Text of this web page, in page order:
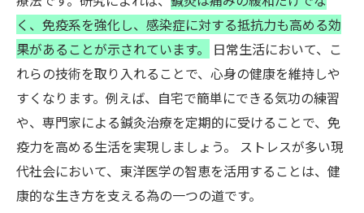
く、免疫系を強化し、感染症に対する抵抗力も高める効
果があることが示されています。
日常生活において、こ
れらの技術を取り入れることで、心身の健康を維持しや
すくなります。例えば、自宅で簡単にできる気功の練習
や、専門家による鍼灸治療を定期的に受けることで、免
疫力を高める生活を実現しましょう。 ストレスが多い現
代社会において、東洋医学の智恵を活用することは、健
康的な生き方を支える為の一つの道です。